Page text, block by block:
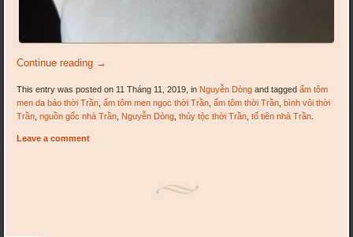
Continue reading →
This entry was posted on 11 Tháng 11, 2019, in Nguyễn Dòng and taggedấm tôm
men da báo thời Trần ,ấm tôm men ngọc thời Trần ,ấm tôm thời Trần ,bình vôi thời
Trần ,nguồn gốc nhà Trần Nguyễn Dòng ,thủy tộc thời Trần ,tổ tiên nhà Trần
Leave a comment